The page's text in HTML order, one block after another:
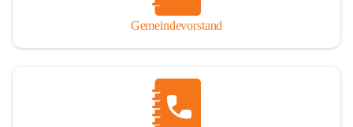
Gemeindevorstand